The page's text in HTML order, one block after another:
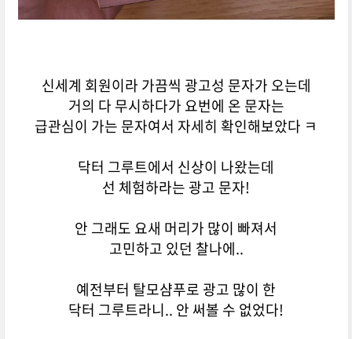
신세계 회원이라 가끔씩 광고성 문자가 오는데
거의 다 무시하다가 요번에 온 문자는
급관심이 가는 문자여서 자세히 확인해보았다 ㅋ
닥터 그루트에서 신상이 나왔는데
선 체험하라는 광고 문자!
안 그래도 요새 머리가 많이 빠져서
고민하고 있던 찰나에..
예전부터 탈모샴푸로 광고 많이 한
닥터 그루트라니.. 안 써볼 수 없었다!